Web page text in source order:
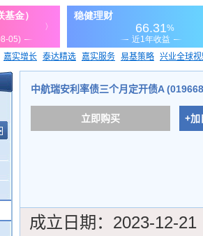
嘉实增长 泰达精选 嘉实服务 易基策略 兴业全球
值ETF
中航瑞安利率债三个月定开债A
立即购买 +加
成立日期： 2023-12-21